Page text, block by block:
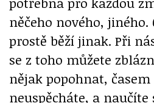
něčeho nového, jiného.
prostě běží jinak. Při
se z toho můžete
nějak popohnat,
neuspěcháte, a